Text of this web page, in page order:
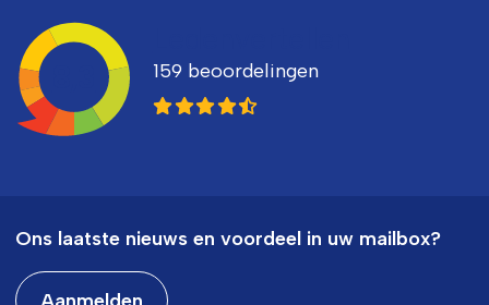
159 beoordelingen
Ons laatste nieuws en voordeel in uw mailbox?